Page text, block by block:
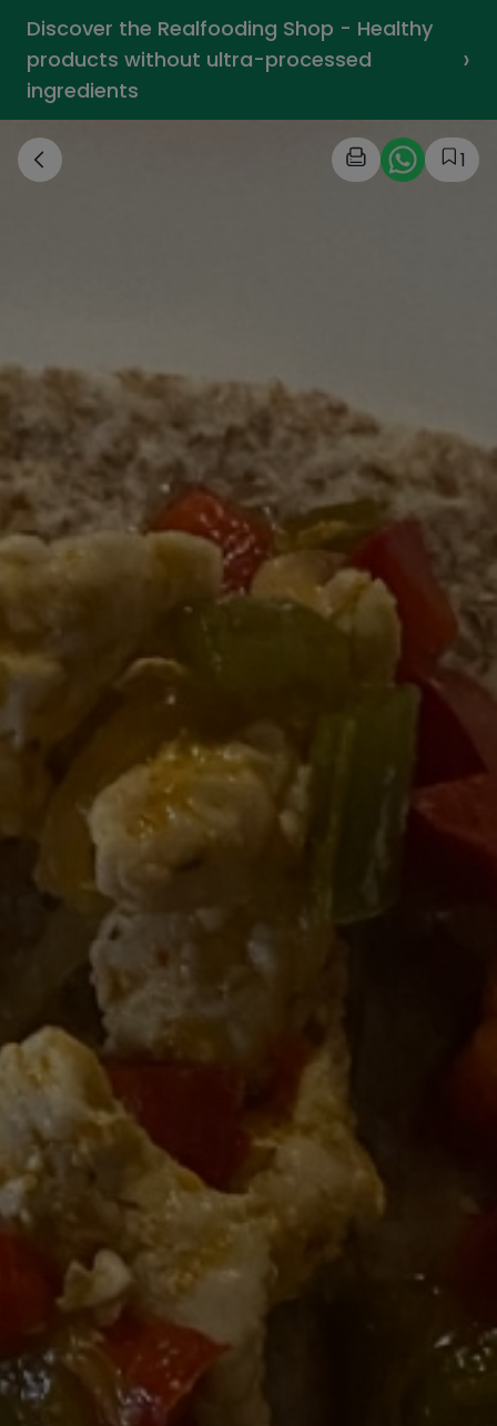
Discover the Realfooding Shop - Healthy
products without ultra-processed
ingredients
›
1